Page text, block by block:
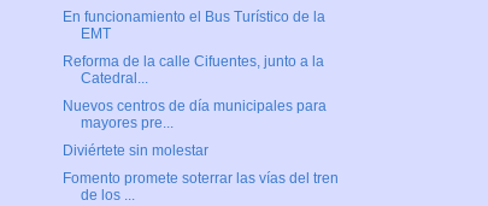
En funcionamiento el Bus Turístico de la
EMT
Reforma de la calle Cifuentes, junto a la
Catedral...
Nuevos centros de día municipales para
mayores pre...
Diviértete sin molestar
Fomento promete soterrar las vías del tren
de los ...